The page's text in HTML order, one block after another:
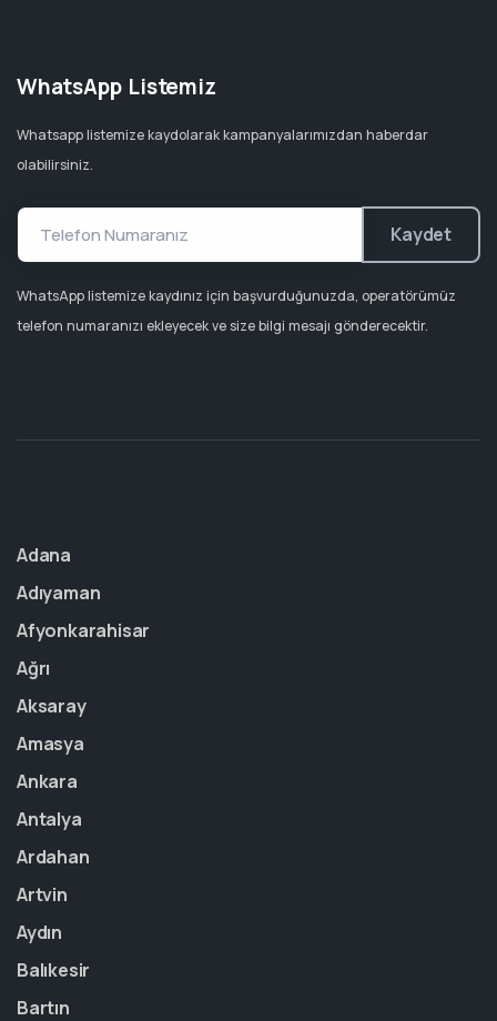
WhatsApp Listemiz
Whatsapp listemize kaydolarak kampanyalarımızdan haberdar
olabilirsiniz.
Kaydet
WhatsApp listemize kaydınız için başvurduğunuzda, operatörümüz
telefon numaranızı ekleyecek ve size bilgi mesajı gönderecektir.
Adana
Adıyaman
Afyonkarahisar
Ağrı
Aksaray
Amasya
Ankara
Antalya
Ardahan
Artvin
Aydın
Balıkesir
Bartın